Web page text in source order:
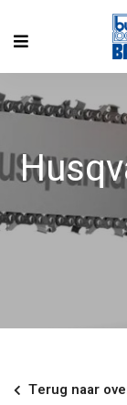
Terug naar